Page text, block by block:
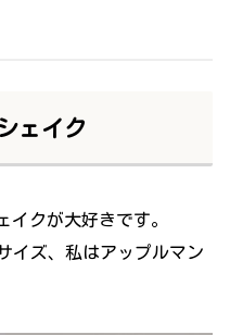
ェイク
イクが大好きです。
イズ、私はアップルマン